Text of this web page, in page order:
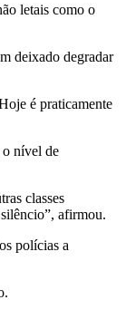
letais como o
deixado degradar
é praticamente
o nível de
classes
afirmou.
polícias a